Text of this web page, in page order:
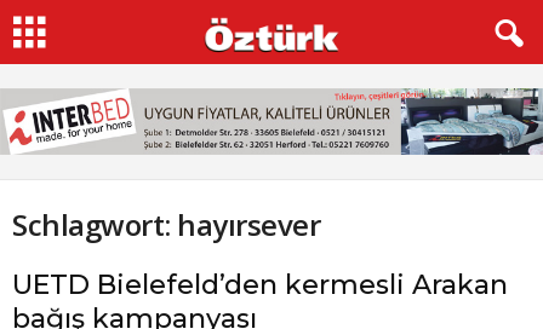
Schlagwort: hayırsever
UETD Bielefeld’den kermesli Arakan
bağış kampanyası